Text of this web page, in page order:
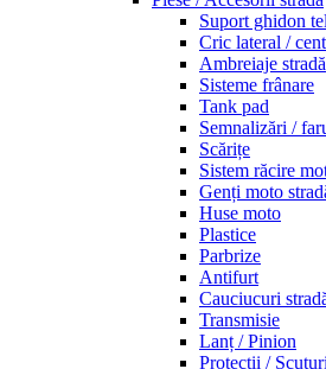
Suport ghidon
Cric lateral /
Ambreiaje stradă
Sisteme frânare
Tank pad
Semnalizări /
Scărițe
Sistem răcire
Genți moto
Huse moto
Plastice
Parbrize
Antifurt
Cauciucuri
Transmisie
Lanț / Pinion
Protecții / Scuturi